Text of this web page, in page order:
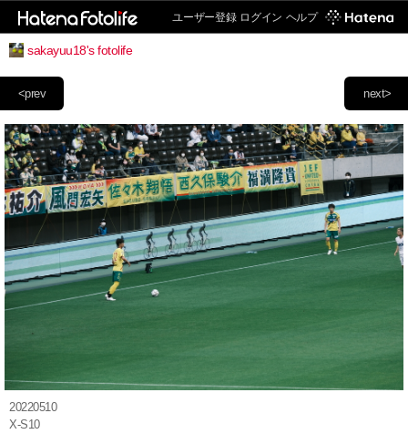
ユーザー登録 ログイン ヘルプ
sakayuu18's fotolife
next>
<prev
20220510
X-S10